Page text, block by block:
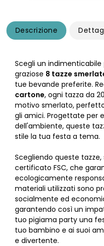
Descrizione
Scegli un indimenticabile
graziose 8 tazze
tue bevande preferite.
cartone, ogni tazza da
motivo smerlato,
gli amici. Progettate per
dell'ambiente, queste
stile la tua festa a tema.
Scegliendo queste
certificato FSC, che
ecologicamente
materiali utilizzati sono
socialmente ed
garantendo così un
tuo pigiama party una
tuo bambino e ai suoi
e divertente.